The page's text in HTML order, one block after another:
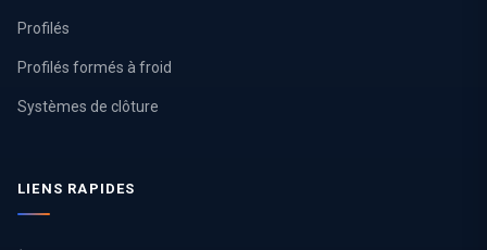
Profilés
Profilés formés à froid
Systèmes de clôture
LIENS RAPIDES